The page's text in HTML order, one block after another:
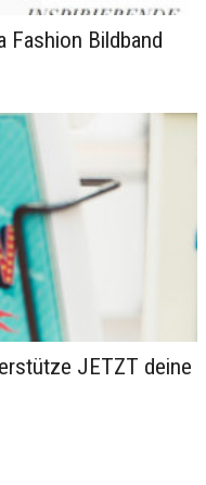
Fashion Bildband
JETZT deine